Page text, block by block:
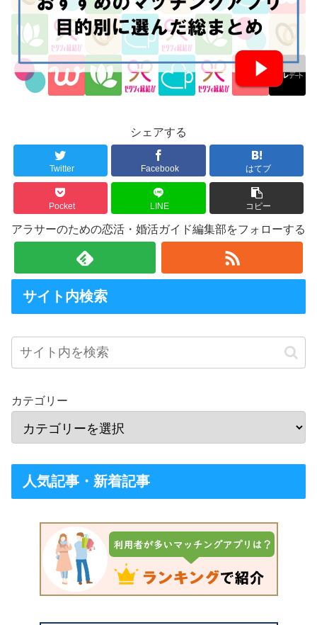
シェアする
Twitter Facebook はてブ
Pocket LINE コピー
アラサーのための恋活・婚活ガイド編集部をフォローする
サイト内検索
カテゴリー
人気記事・新着記事